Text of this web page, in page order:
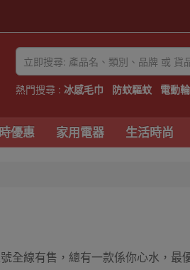
熱門搜尋 : 冰感毛巾 防蚊驅蚊 電動
優惠 家用電器 生活時尚
全線有售，總有一款係你心水，